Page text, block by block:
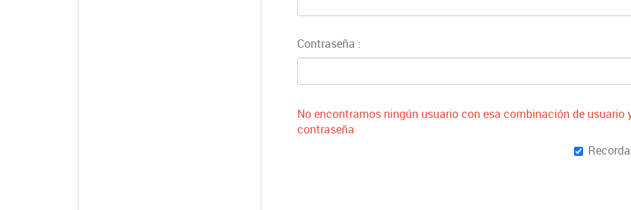
Contraseña
No encontramos ningún usuario con esa combinación de usuario
contraseña